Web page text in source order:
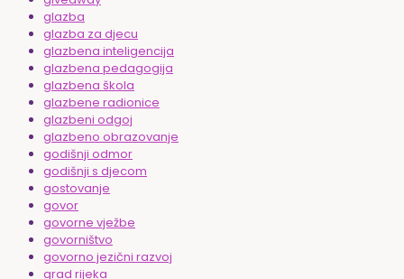
glazba
glazba za djecu
glazbena inteligencija
glazbena pedagogija
glazbena škola
glazbene radionice
glazbeni odgoj
glazbeno obrazovanje
godišnji odmor
godišnji s djecom
gostovanje
govor
govorne vježbe
govorništvo
govorno jezični razvoj
grad rijeka